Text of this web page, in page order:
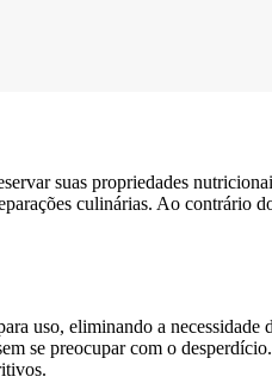
suas propriedades
culinárias. Ao contrário
uso, eliminando a
se preocupar com o